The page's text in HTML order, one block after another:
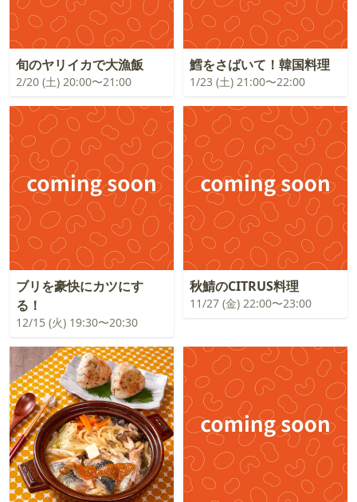
旬のヤリイカで大漁飯
2/20 (土) 20:00〜21:00
鱈をさばいて！韓国料理
1/23 (土) 21:00〜22:00
ブリを豪快にカツにす
る！
12/15 (火) 19:30〜20:30
秋鯖のCITRUS料理
11/27 (金) 22:00〜23:00